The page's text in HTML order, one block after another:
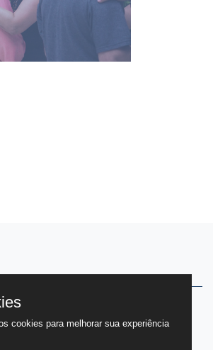
cookies para melhorar sua experiência